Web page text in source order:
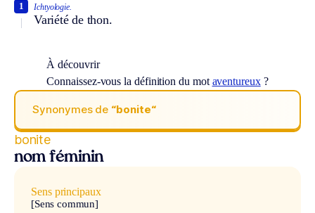
Ichtyologie.
Variété de thon.
1
À découvrir
Connaissez-vous la définition du mot aventureux?
Synonymes de “bonite“
bonite
nom féminin
Sens principaux
[Sens commun]